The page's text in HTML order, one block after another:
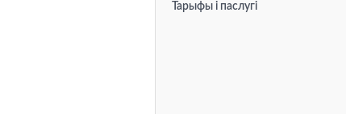
Тарыфы і паслугі